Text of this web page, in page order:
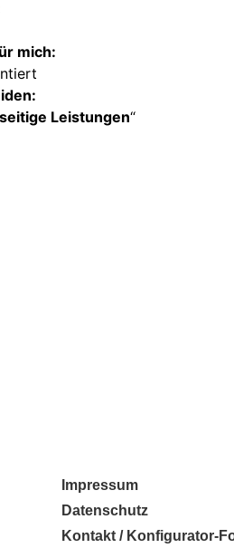
mich:
Leistungen“
Impressum
Datenschutz
Kontakt / Konfigurator-